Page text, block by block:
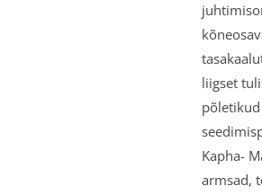
liigset
põletikud
Kapha-
armsad,